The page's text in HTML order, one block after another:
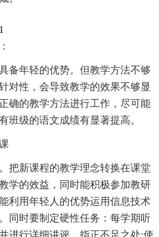
备年轻的优势。但教学方法不够
对性，会导致教学的效果不够显
确的教学方法进行工作，尽可能
班级的语文成绩有显著提高。
把新课程的教学理念转换在课堂
学的效益，同时能积极参加教研
利用年轻人的优势运用信息技术
同时要制定硬性任务：每学期听